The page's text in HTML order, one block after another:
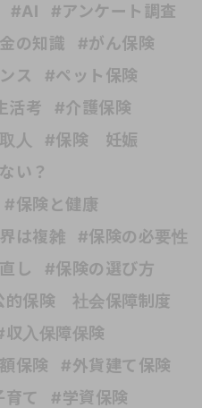
#AI
#アンケート調査
の知識
#がん保険
ス
#ペット保険
活考
#介護保険
人
#保険 妊娠
い？
#保険と健康
は複雑
#保険の必要性
し
#保険の選び方
的保険 社会保障制度
収入保障保険
保険
#外貨建て保険
育て
#学資保険